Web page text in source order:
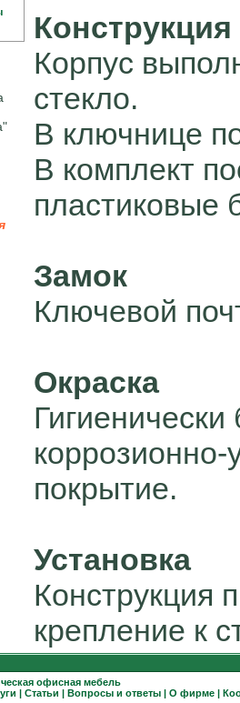
Конструкция
Корпус
стекло.
В ключнице
В комплект
пластиковые
Замок
Ключевой
Окраска
покрытие.
Установка
Конструкция
крепление к
офисная мебель
| Статьи | Вопросы и ответы | О фирме |